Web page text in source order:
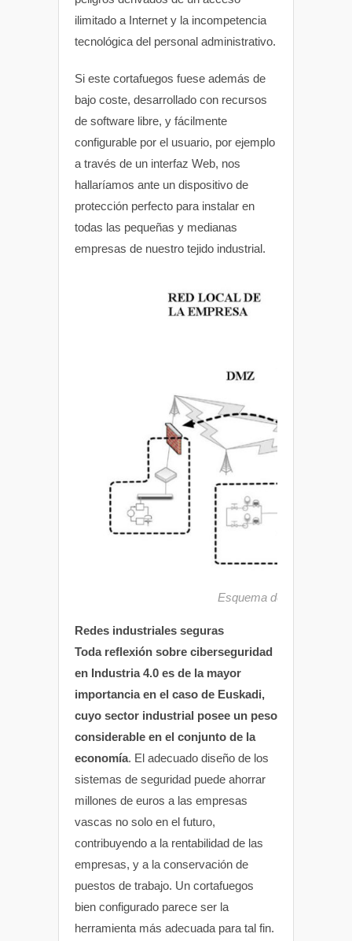
ilimitado a Internet y la incompetencia
tecnológica del personal administrativo.
Si este cortafuegos fuese además de
bajo coste, desarrollado con recursos
de software libre, y fácilmente
configurable por el usuario, por ejemplo
a través de un interfaz Web, nos
hallaríamos ante un dispositivo de
protección perfecto para instalar en
todas las pequeñas y medianas
empresas de nuestro tejido industrial.
Esquema de una red
Redes industriales seguras
Toda reflexión sobre ciberseguridad
en Industria 4.0 es de la mayor
importancia en el caso de Euskadi,
cuyo sector industrial posee un peso
considerable en el conjunto de la
economía. El adecuado diseño de los
sistemas de seguridad puede ahorrar
millones de euros a las empresas
vascas no solo en el futuro,
contribuyendo a la rentabilidad de las
empresas, y a la conservación de
puestos de trabajo. Un cortafuegos
bien configurado parece ser la
herramienta más adecuada para tal fin.